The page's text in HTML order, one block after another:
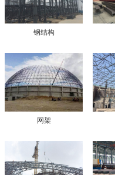
钢结构
网架